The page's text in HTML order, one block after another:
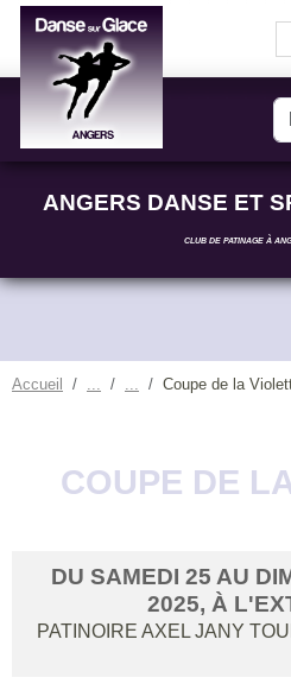
ANGERS DANSE ET
CLUB DE PATINAGE À
Accueil Coupe de la
COUPE DE
DU SAMEDI 25 AU
2025, À
PATINOIRE AXEL JANY
Panneau de gestion des cookies